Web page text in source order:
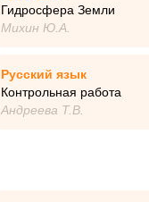
Гидросфера Земли
Михин Ю.А.
Русский язык
Контрольная работа
Андреева Т.В.